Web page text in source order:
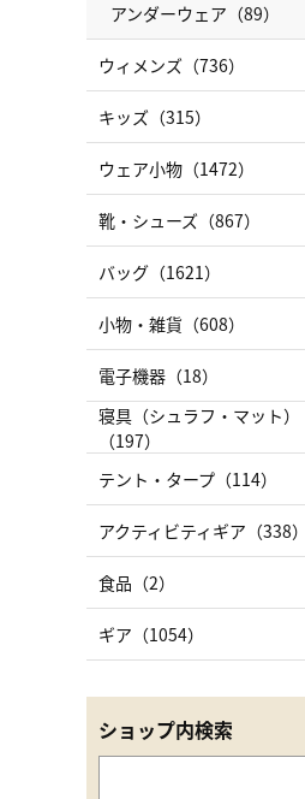
アンダーウェア（89）
ウィメンズ（736）
キッズ（315）
ウェア小物（1472）
靴・シューズ（867）
バッグ（1621）
小物・雑貨（608）
電子機器（18）
寝具（シュラフ・マット）
（197）
テント・タープ（114）
アクティビティギア（338）
食品（2）
ギア（1054）
ショップ内検索